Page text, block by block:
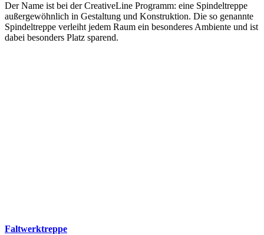
Der Name ist bei der CreativeLine Programm: eine Spindeltreppe
außergewöhnlich in Gestaltung und Konstruktion. Die so genannte
Spindeltreppe verleiht jedem Raum ein besonderes Ambiente und ist
dabei besonders Platz sparend.
Faltwerktreppe